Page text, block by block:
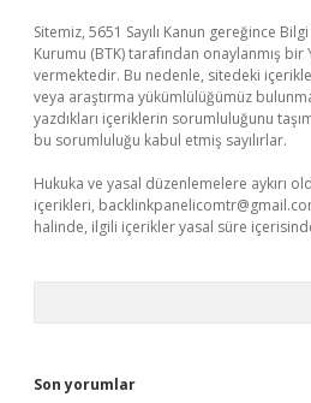
Sitemiz, 5651 Sayılı Kanun gereğince
Kurumu (BTK) tarafından onaylanmış bir
vermektedir. Bu nedenle, sitedeki
veya araştırma yükümlülüğümüz
yazdıkları içeriklerin sorumluluğunu
bu sorumluluğu kabul etmiş sayılırlar.
Hukuka ve yasal düzenlemelere aykırı
içerikleri,
halinde, ilgili içerikler yasal süre
Son yorumlar